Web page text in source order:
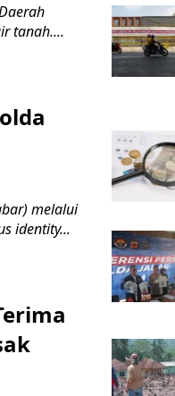
tanah....
melalui
identity...